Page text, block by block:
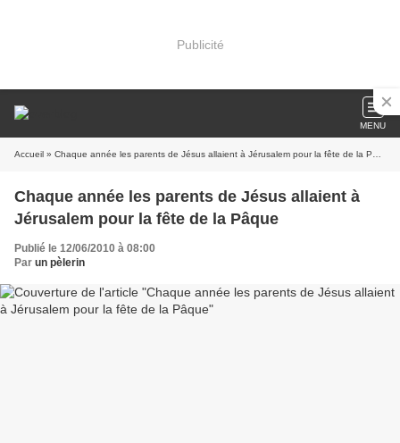
Publicité
MENU
Accueil » Chaque année les parents de Jésus allaient à Jérusalem pour la fête de la Pâque
Chaque année les parents de Jésus allaient à
Jérusalem pour la fête de la Pâque
Publié le 12/06/2010 à 08:00
Par un pèlerin